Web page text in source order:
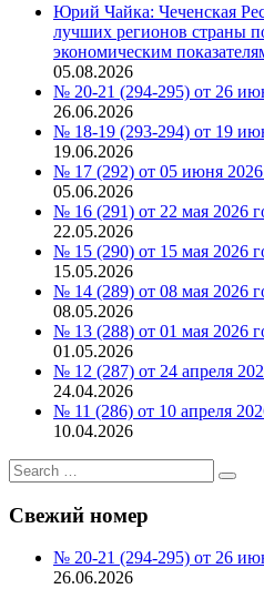
Юрий Чайка: Чеченская
лучших регионов страны
экономическим
05.08.2026
№ 20-21 (294-295) от 26
26.06.2026
№ 18-19 (293-294) от 19
19.06.2026
№ 17 (292) от 05 июня 2026
05.06.2026
№ 16 (291) от 22 мая 2026
22.05.2026
№ 15 (290) от 15 мая 2026
15.05.2026
№ 14 (289) от 08 мая 2026
08.05.2026
№ 13 (288) от 01 мая 2026
01.05.2026
№ 12 (287) от 24 апреля
24.04.2026
№ 11 (286) от 10 апреля
10.04.2026
Search
for:
Search
Свежий номер
№ 20-21 (294-295) от 26
26.06.2026